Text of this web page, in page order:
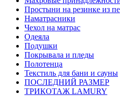
Простыни на резинке из
Наматрасники
Чехол на матрас
Одеяла
Подушки
Покрывала и пледы
Полотенца
Текстиль для бани и сауны
ПОСЛЕДНИЙ РАЗМЕР
ТРИКОТАЖ LAMURY